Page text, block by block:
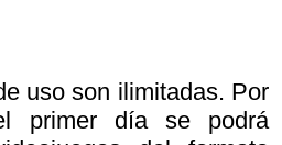
uso son ilimitadas. Por
primer día se podrá